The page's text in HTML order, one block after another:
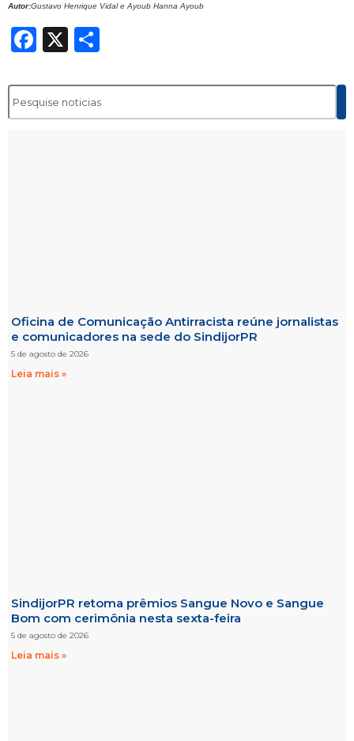
Autor:Gustavo Henrique Vidal e Ayoub Hanna Ayoub
Facebook
X
Oficina de Comunicação Antirracista reúne jornalistas
e comunicadores na sede do SindijorPR
5 de agosto de 2026
Leia mais »
SindijorPR retoma prêmios Sangue Novo e Sangue
Bom com cerimônia nesta sexta-feira
5 de agosto de 2026
Leia mais »